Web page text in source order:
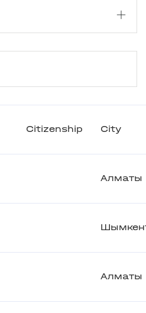
Citizenship City
Алматы
Алматы